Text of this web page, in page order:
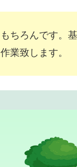
もちろんです。
作業致します。